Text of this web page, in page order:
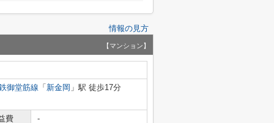
情報の見方
【マンション】
御堂筋線 「 新金岡 」駅 徒歩17分
費
-